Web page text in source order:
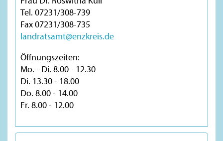
Tel. 07231/308-739
Fax 07231/308-735
landratsamt@enzkreis.de
Öffnungszeiten:
Mo. - Di. 8.00 - 12.30
Di. 13.30 - 18.00
Do. 8.00 - 14.00
Fr. 8.00 - 12.00